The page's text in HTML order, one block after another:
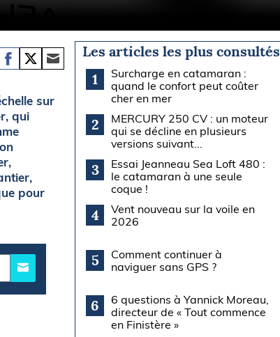
sur
qui
pour
Les articles les plus consultés
1
Surcharge en catamaran :
quand le confort peut coûter
cher en mer
2
MERCURY 250 CV : un moteur
qui se décline en plusieurs
versions suivant...
3
Essai Jeanneau Sea Loft 480 :
le catamaran à une seule
coque !
4
Vent nouveau sur la voile en
2026
5
Comment continuer à
naviguer sans GPS ?
6
6 questions à Yannick Moreau,
directeur de « Tout commence
en Finistère »